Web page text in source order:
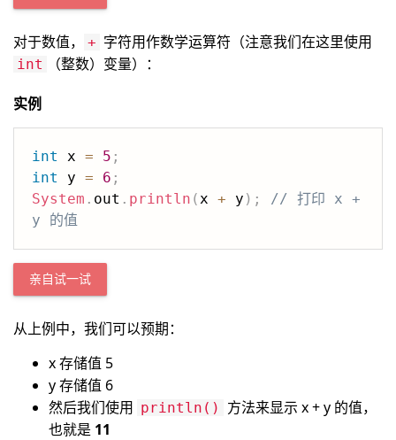
对于数值， + 字符用作数学运算符（注意我们在这里使用
int （整数）变量）：
实例
int x = 5 ;
int
y = 6 ;
System . out . println (x + y ) ;
// 打印 x +
y 的值
亲自试一试
从上例中，我们可以预期：
x 存储值 5
y 存储值 6
然后我们使用 println()
方法来显示 x + y 的值，
也就是 11